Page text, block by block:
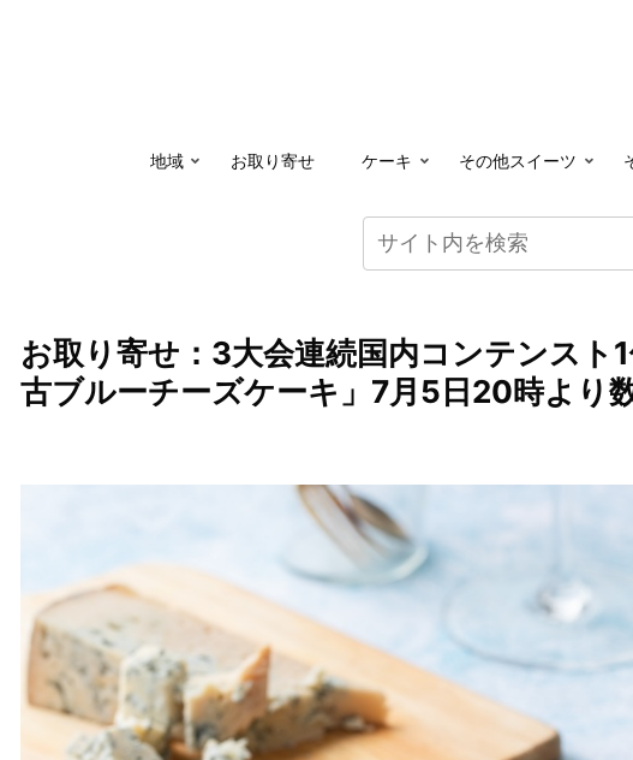
地域 お取り寄せ ケーキ その他スイーツ
お取り寄せ：3大会連続国内コンテンスト
古ブルーチーズケーキ」7月5日20時より